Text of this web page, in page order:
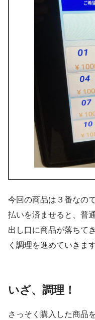
今回の商品は３番なの
払いを済ませると、普
出し口に商品が落ちて
く調理を進めていきます
いざ、調理！
さっそく購入した商品